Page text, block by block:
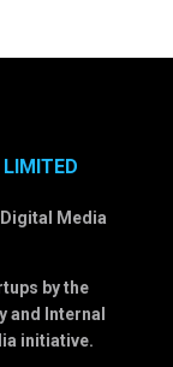
LIMITED
Media
by the
and Internal
initiative.